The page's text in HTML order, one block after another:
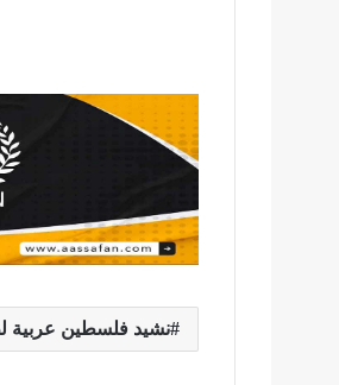
نشيد فلسطين عربية